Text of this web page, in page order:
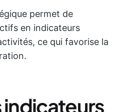
permet de
en indicateurs
ce qui favorise la
indicateurs